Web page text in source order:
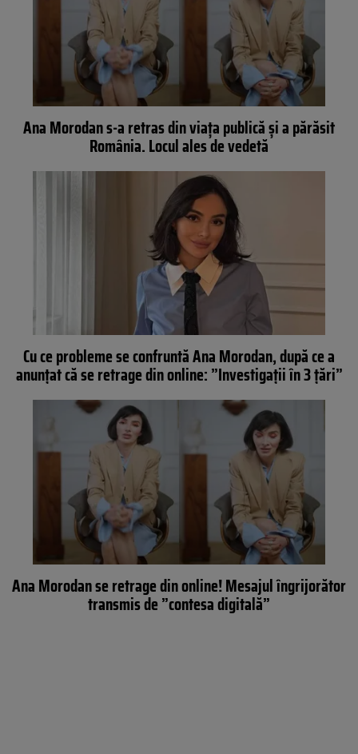
Ana Morodan s-a retras din viața publică și a părăsit
România. Locul ales de vedetă
Cu ce probleme se confruntă Ana Morodan, după ce a
anunțat că se retrage din online: ”Investigații în 3 țări”
Ana Morodan se retrage din online! Mesajul îngrijorător
transmis de ”contesa digitală”